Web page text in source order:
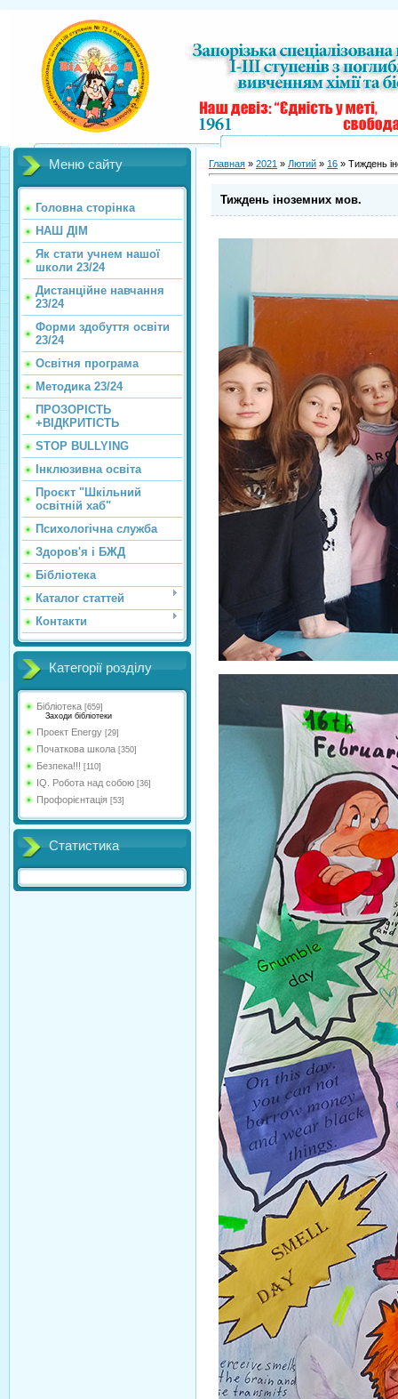
Меню сайту
Головна сторінка
НАШ ДІМ
Як стати учнем нашої
школи 23/24
Дистанційне навчання
23/24
Форми здобуття освіти
23/24
Освітня програма
Методика 23/24
ПРОЗОРІСТЬ
+ВІДКРИТІСТЬ
STOP BULLYING
Інклюзивна освіта
Проєкт "Шкільний
освітній хаб"
Психологічна служба
Здоров'я і БЖД
Бібліотека
Каталог статтей
Контакти
Категорії розділу
Бібліотека [659]
Заходи бібліотеки
Проект Energy [29]
Початкова школа [350]
Безпека!!! [110]
IQ. Робота над собою [36]
Профорієнтація [53]
Статистика
Главная » 2021 » Лютий » 16 » Тиждень
Тиждень іноземних мов.